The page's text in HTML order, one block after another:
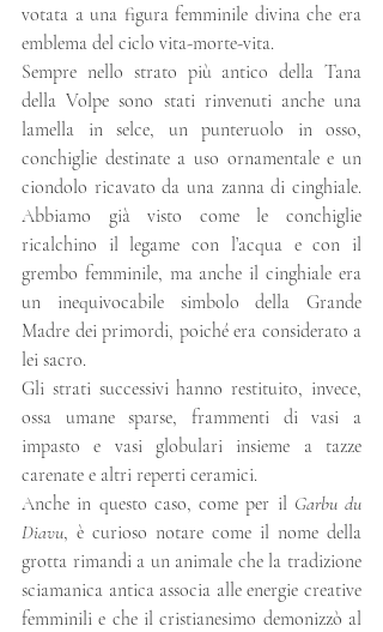
votata a una figura femminile divina che era
emblema del ciclo vita-morte-vita.
Sempre nello strato più antico della Tana
della Volpe sono stati rinvenuti anche una
lamella in selce, un punteruolo in osso,
conchiglie destinate a uso ornamentale e un
ciondolo ricavato da una zanna di cinghiale.
Abbiamo già visto come le conchiglie
ricalchino il legame con l’acqua e con il
grembo femminile, ma anche il cinghiale era
un inequivocabile simbolo della Grande
Madre dei primordi, poiché era considerato a
lei sacro.
Gli strati successivi hanno restituito, invece,
ossa umane sparse, frammenti di vasi a
impasto e vasi globulari insieme a tazze
carenate e altri reperti ceramici.
Anche in questo caso, come per il Garbu du
Diavu, è curioso notare come il nome della
grotta rimandi a un animale che la tradizione
sciamanica antica associa alle energie creative
femminili e che il cristianesimo demonizzò al